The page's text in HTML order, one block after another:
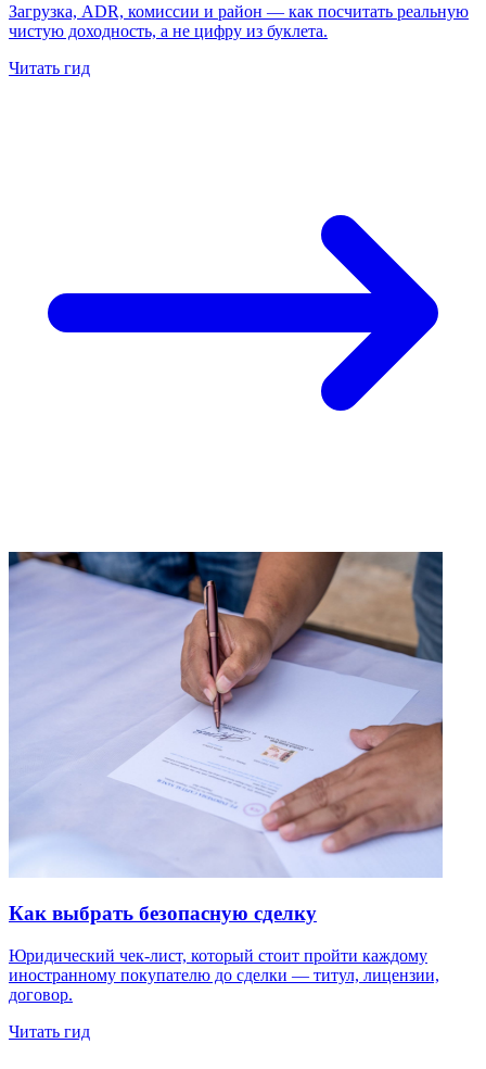
Загрузка, ADR, комиссии и район — как посчитать реальную
чистую доходность, а не цифру из буклета.
Читать гид
Как выбрать безопасную сделку
Юридический чек-лист, который стоит пройти каждому
иностранному покупателю до сделки — титул, лицензии,
договор.
Читать гид